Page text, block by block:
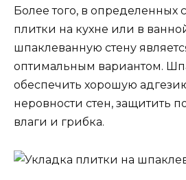
Более того, в определенных
плитки на кухне или в
шпаклеванную стену
оптимальным вариантом.
обеспечить хорошую
неровности стен, защитить
влаги и грибка.